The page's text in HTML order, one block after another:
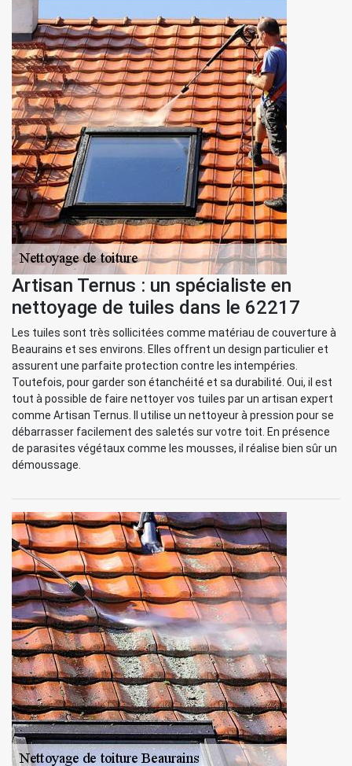
Artisan Ternus : un spécialiste en
nettoyage de tuiles dans le 62217
Les tuiles sont très sollicitées comme matériau de couverture à
Beaurains et ses environs. Elles offrent un design particulier et
assurent une parfaite protection contre les intempéries.
Toutefois, pour garder son étanchéité et sa durabilité. Oui, il est
tout à possible de faire nettoyer vos tuiles par un artisan expert
comme Artisan Ternus. Il utilise un nettoyeur à pression pour se
débarrasser facilement des saletés sur votre toit. En présence
de parasites végétaux comme les mousses, il réalise bien sûr un
démoussage.